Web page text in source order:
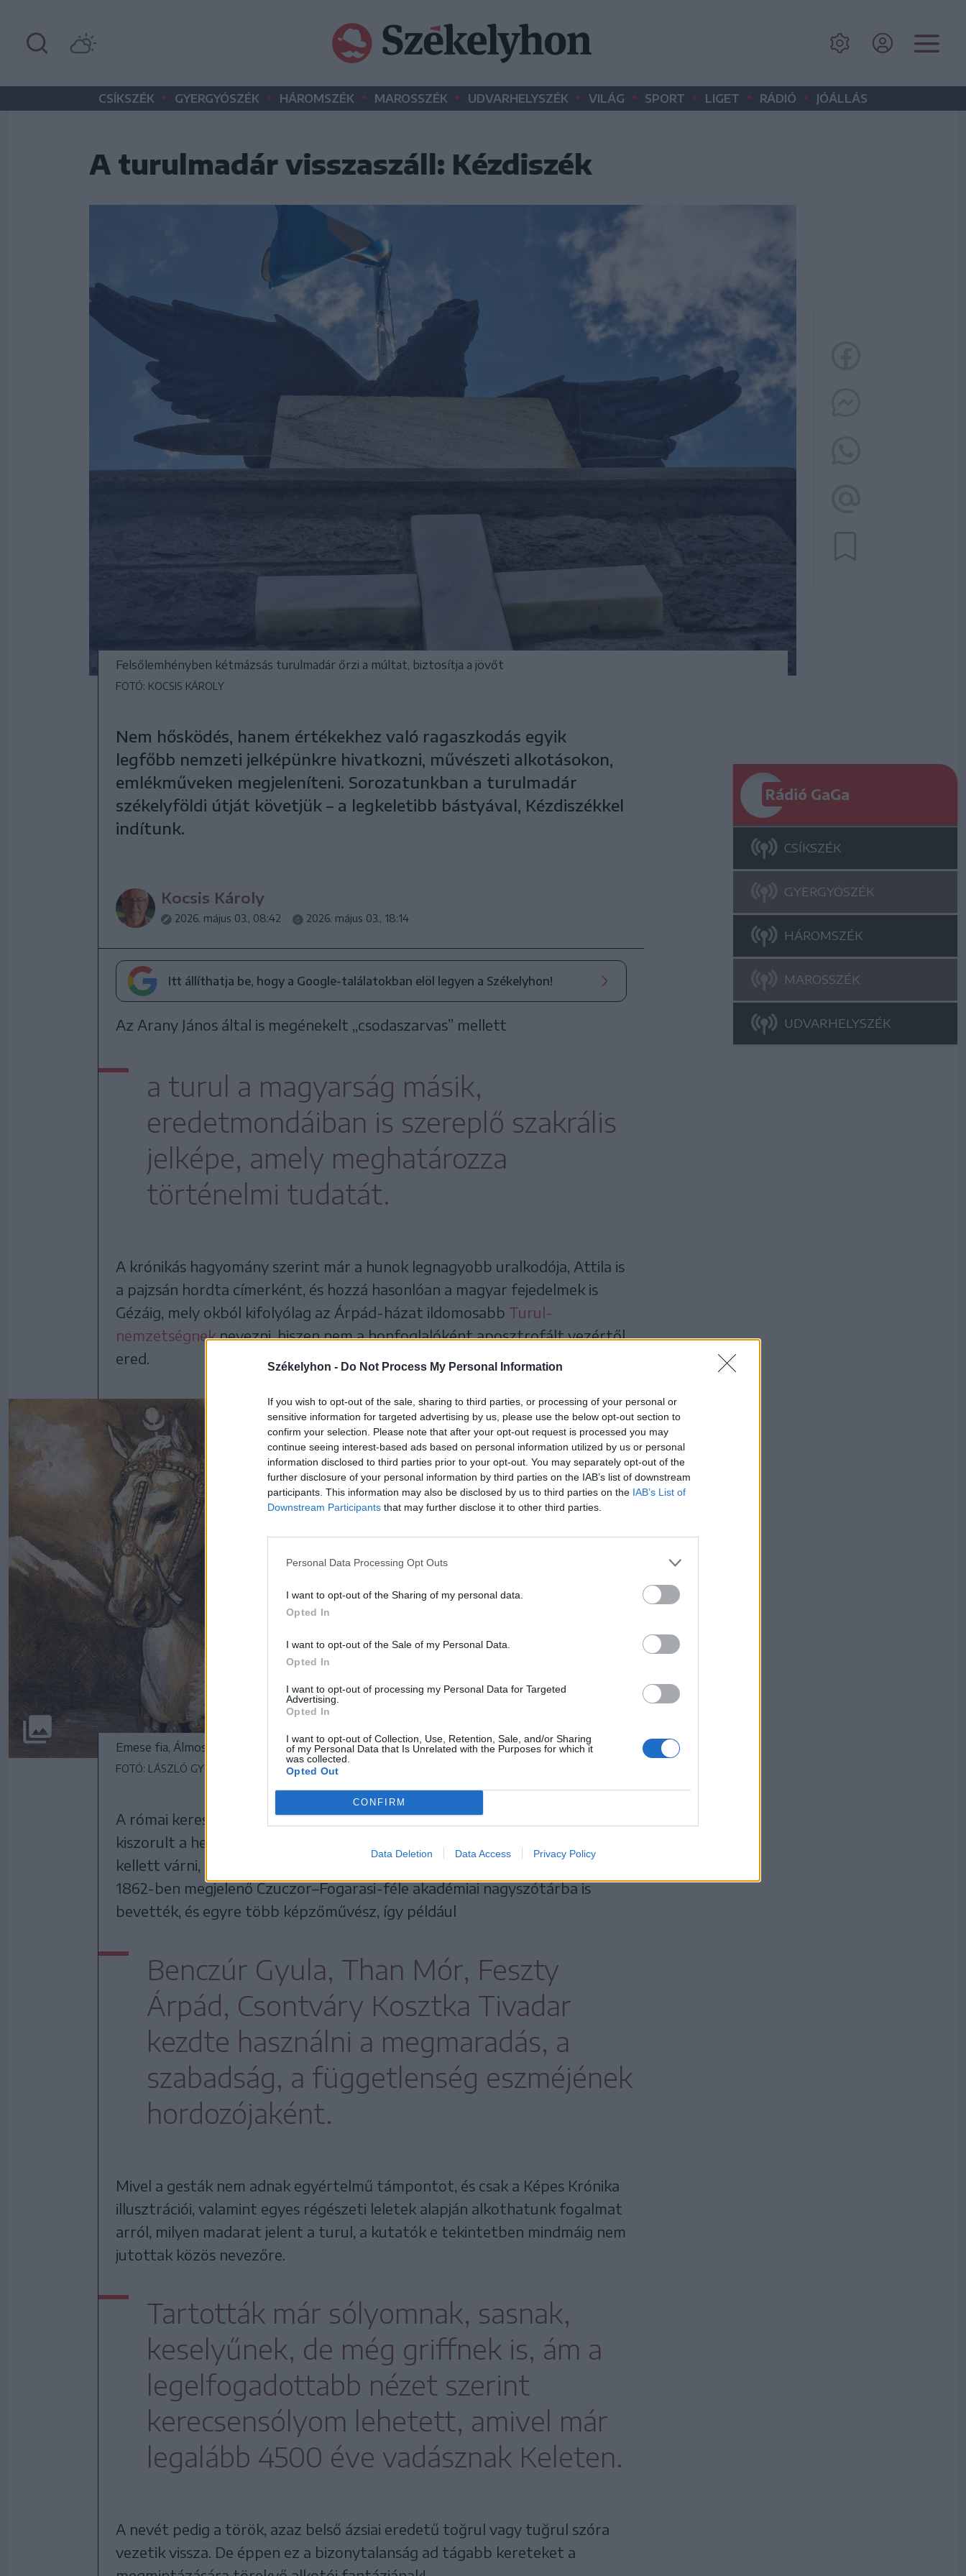
Székelyhon - Do Not Process My Personal Information
If you wish to opt-out of the sale, sharing to third parties, or processing of your personal or
sensitive information for targeted advertising by us, please use the below opt-out section to
confirm your selection. Please note that after your opt-out request is processed you may
continue seeing interest-based ads based on personal information utilized by us or personal
information disclosed to third parties prior to your opt-out. You may separately opt-out of the
further disclosure of your personal information by third parties on the IAB’s list of downstream
participants. This information may also be disclosed by us to third parties on the IAB’s List of
Downstream Participants that may further disclose it to other third parties.
Personal Data Processing Opt Outs
I want to opt-out of the Sharing of my personal data.
Opted In
I want to opt-out of the Sale of my Personal Data.
Opted In
I want to opt-out of processing my Personal Data for Targeted
Advertising.
Opted In
I want to opt-out of Collection, Use, Retention, Sale, and/or Sharing
of my Personal Data that Is Unrelated with the Purposes for which it
was collected.
Opted Out
CONFIRM
Data Deletion Data Access Privacy Policy
CSÍKSZÉK • GYERGYÓSZÉK • HÁROMSZÉK • MAROSSZÉK • UDVARHELYSZÉK • VILÁG • SPORT • LIGET • RÁDIÓ • JÓÁLLÁS
A turulmadár visszaszáll: Kézdiszék
Felsőlemhényben kétmázsás turulmadár őrzi a múltat, biztosítja a jövőt
FOTÓ: KOCSIS KÁROLY
Nem hősködés, hanem értékekhez való ragaszkodás egyik
legfőbb nemzeti jelképünkre hivatkozni, művészeti alkotásokon,
emlékműveken megjeleníteni. Sorozatunkban a turulmadár
székelyföldi útját követjük – a legkeletibb bástyával, Kézdiszékkel
indítunk.
Kocsis Károly
2026. május 03., 08:42 2026. május 03., 18:14
Itt állíthatja be, hogy a Google-találatokban elöl legyen a Székelyhon!
Az Arany János által is megénekelt „csodaszarvas” mellett
a turul a magyarság másik,
eredetmondáiban is szereplő szakrális
jelképe, amely meghatározza
történelmi tudatát.
A krónikás hagyomány szerint már a hunok legnagyobb uralkodója, Attila is
a pajzsán hordta címerként, és hozzá hasonlóan a magyar fejedelmek is
Gézáig, mely okból kifolyólag az Árpád-házat ildomosabb Turul-
nemzetségneknevezni, hiszen nem a honfoglalóként aposztrofált vezértől
ered.
Emese fia, Álmos
FOTÓ: LÁSZLÓ GYULA RAJZA
A római kereszténység felvételével aztán mint „pogány” szimbólum
kiszorult a heraldikából, és egészen Vörösmarty Mihályig és Arany Jánosig
kellett várni, amíg visszakerült a köztudatba. Olyannyira, hogy már az
1862-ben megjelenő Czuczor–Fogarasi-féle akadémiai nagyszótárba is
bevették, és egyre több képzőművész, így például
Benczúr Gyula, Than Mór, Feszty
Árpád, Csontváry Kosztka Tivadar
kezdte használni a megmaradás, a
szabadság, a függetlenség eszméjének
hordozójaként.
Mivel a gesták nem adnak egyértelmű támpontot, és csak a Képes Krónika
illusztrációi, valamint egyes régészeti leletek alapján alkothatunk fogalmat
arról, milyen madarat jelent a turul, a kutatók e tekintetben mindmáig nem
jutottak közös nevezőre.
Tartották már sólyomnak, sasnak,
keselyűnek, de még griffnek is, ám a
legelfogadottabb nézet szerint
kerecsensólyom lehetett, amivel már
legalább 4500 éve vadásznak Keleten.
A nevét pedig a török, azaz belső ázsiai eredetű toğrul vagy tuğrul szóra
vezetik vissza. De éppen ez a bizonytalanság ad tágabb kereteket a
Rádió GaGa
CSÍKSZÉK
GYERGYÓSZÉK
HÁROMSZÉK
MAROSSZÉK
UDVARHELYSZÉK